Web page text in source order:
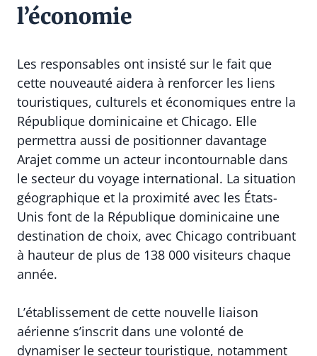
l’économie
Les responsables ont insisté sur le fait que
cette nouveauté aidera à renforcer les liens
touristiques, culturels et économiques entre la
République dominicaine et Chicago. Elle
permettra aussi de positionner davantage
Arajet comme un acteur incontournable dans
le secteur du voyage international. La situation
géographique et la proximité avec les États-
Unis font de la République dominicaine une
destination de choix, avec Chicago contribuant
à hauteur de plus de 138 000 visiteurs chaque
année.
L’établissement de cette nouvelle liaison
aérienne s’inscrit dans une volonté de
dynamiser le secteur touristique, notamment